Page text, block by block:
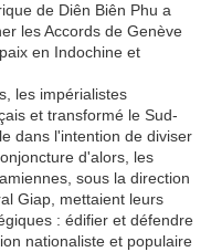
de Diên Biên Phu a
les Accords de Genève
en Indochine et
les impérialistes
et transformé le Sud-
dans l'intention de diviser
d'alors, les
sous la direction
Giap, mettaient leurs
: édifier et défendre
nationaliste et populaire